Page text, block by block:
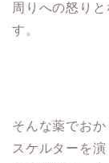
周りへの怒り
す。
そんな薬でお
スケルターを